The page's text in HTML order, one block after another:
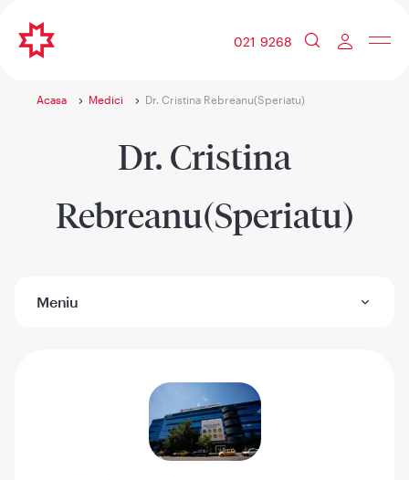
021 9268
Acasa Medici Dr. Cristina Rebreanu(Speriatu)
Dr. Cristina
Rebreanu(Speriatu)
Meniu